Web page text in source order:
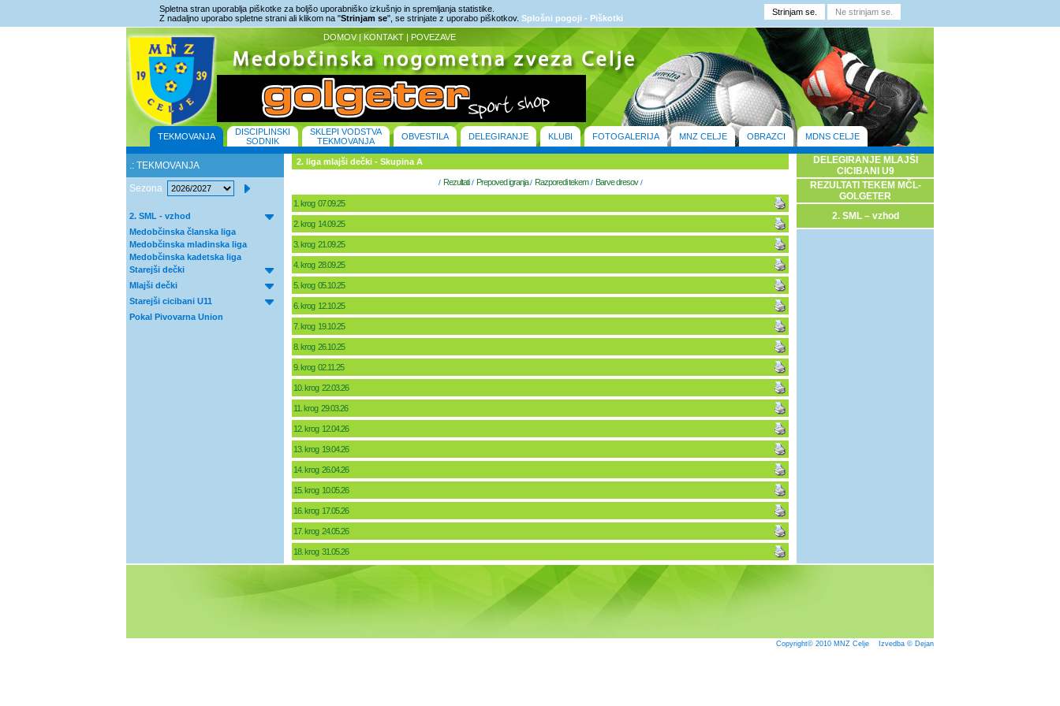
Spletna stran uporablja piškotke za boljšo uporabniško izkušnjo in spremljanja statistike.
Z nadaljno uporabo spletne strani ali klikom na "Strinjam se", se strinjate z uporabo piškotkov. Splošni pogoji - Piškotki
DOMOV | KONTAKT | POVEZAVE
TEKMOVANJA
DISCIPLINSKI
SODNIK
SKLEPI VODSTVA
TEKMOVANJA
OBVESTILA DELEGIRANJE KLUBI FOTOGALERIJA MNZ CELJE OBRAZCI MDNS CELJE
.: TEKMOVANJA
Sezona
2. SML - vzhod
Medobčinska članska liga
Medobčinska mladinska liga
Medobčinska kadetska liga
Starejši dečki
Mlajši dečki
Starejši cicibani U11
Pokal Pivovarna Union
2. liga mlajši dečki - Skupina A
/ Rezultati/ Prepoved igranja/ Razporedi tekem/ Barve dresov/
1. krog 07.09.25
2. krog 14.09.25
3. krog 21.09.25
4. krog 28.09.25
5. krog 05.10.25
6. krog 12.10.25
7. krog 19.10.25
8. krog 26.10.25
9. krog 02.11.25
10. krog 22.03.26
11. krog 29.03.26
12. krog 12.04.26
13. krog 19.04.26
14. krog 26.04.26
15. krog 10.05.26
16. krog 17.05.26
17. krog 24.05.26
18. krog 31.05.26
DELEGIRANJE MLAJŠI
CICIBANI U9
REZULTATI TEKEM MČL-
GOLGETER
2. SML – vzhod
Copyright© 2010 MNZ Celje Izvedba © Dejan